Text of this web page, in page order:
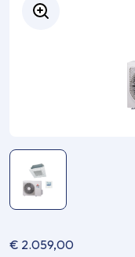
€ 2.059,00